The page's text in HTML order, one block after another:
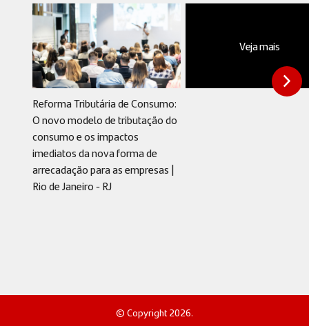
Reforma Tributária de Consumo:
O novo modelo de tributação do
consumo e os impactos
imediatos da nova forma de
arrecadação para as empresas |
Rio de Janeiro - RJ
Veja mais
© Copyright 2026.